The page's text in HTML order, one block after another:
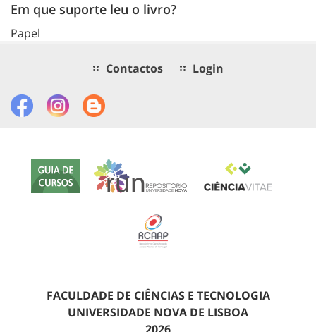
Em que suporte leu o livro?
Papel
Contactos Login
FACULDADE DE CIÊNCIAS E TECNOLOGIA
UNIVERSIDADE NOVA DE LISBOA